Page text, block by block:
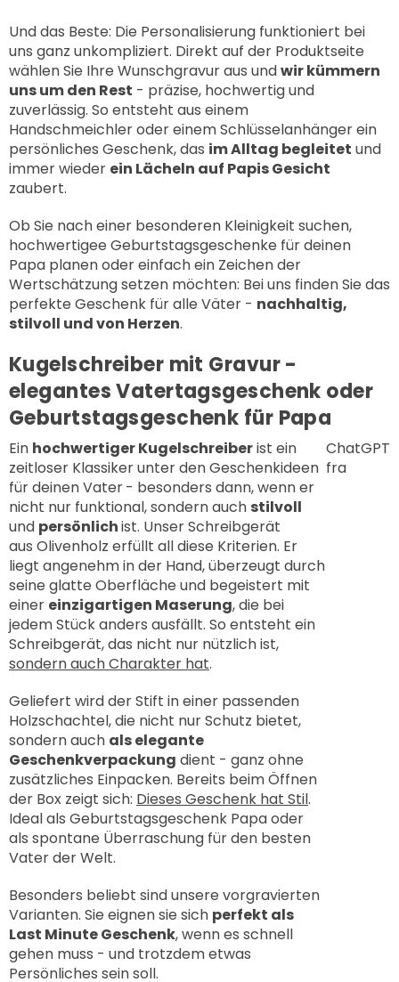
Und das Beste: Die Personalisierung funktioniert bei
uns ganz unkompliziert. Direkt auf der Produktseite
wählen Sie Ihre Wunschgravur aus undwir kümmern
uns um den Rest - präzise, hochwertig und
zuverlässig. So entsteht aus einem
Handschmeichleroder einemSchlüsselanhängerein
persönliches Geschenk, das im Alltag begleitet und
immer wieder ein Lächeln auf Papis Gesicht
zaubert.
Ob Sie nach einer besonderen Kleinigkeit suchen,
hochwertigee Geburtstagsgeschenke für deinen
Papa planen oder einfach ein Zeichen der
Wertschätzung setzen möchten: Bei uns finden Sie das
perfekte Geschenk für alle Väter - nachhaltig,
stilvoll und von Herzen.
Kugelschreiber mit Gravur -
elegantes Vatertagsgeschenk oder
Geburtstagsgeschenk für Papa
Ein hochwertiger Kugelschreiberist ein
zeitloser Klassiker unter den Geschenkideen
für deinen Vater- besonders dann, wenn er
nicht nur funktional, sondern auch stilvoll
und persönlichist. UnserSchreibgerät
aus Olivenholz erfüllt all diese Kriterien. Er
liegt angenehm in der Hand, überzeugt durch
seine glatte Oberfläche und begeistert mit
einer einzigartigen Maserung, die bei
jedem Stück anders ausfällt. So entsteht ein
Schreibgerät, das nicht nur nützlich ist,
sondern auch Charakter hat.
Geliefert wird der Stift in einer passenden
Holzschachtel, die nicht nur Schutz bietet,
sondern auch als elegante
Geschenkverpackung dient - ganz ohne
zusätzliches Einpacken. Bereits beim Öffnen
der Box zeigt sich: Dieses Geschenk hat Stil.
Ideal als Geburtstagsgeschenk Papa oder
als spontane Überraschung für den besten
Vater der Welt.
Besonders beliebt sind unsere vorgravierten
Varianten. Sie eignen sie sich perfekt als
Last Minute Geschenk, wenn es schnell
gehen muss - und trotzdem etwas
Persönliches sein soll.
ChatGPT
fra